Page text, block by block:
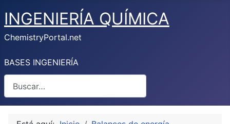
INGENIERÍA QUÍMICA
ChemistryPortal.net
BASES INGENIERÍA